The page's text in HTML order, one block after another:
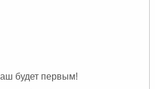
будет первым!